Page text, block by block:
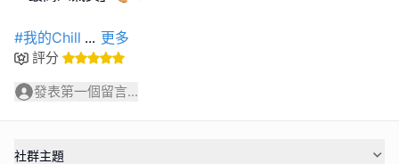
#我的Chill ... 更多
評分
發表第一個留言...
社群主題